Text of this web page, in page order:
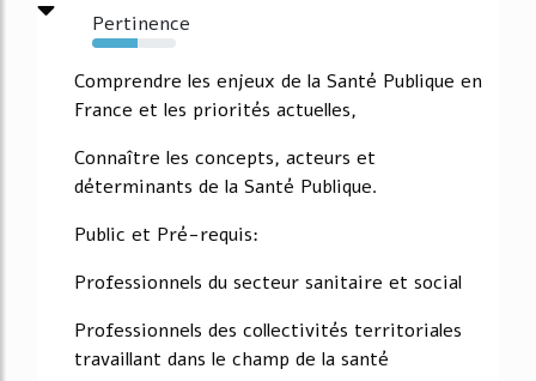
Pertinence
54%
Comprendre les enjeux de la Santé Publique en
France et les priorités actuelles,
Connaître les concepts, acteurs et
déterminants de la Santé Publique.
Public et Pré-requis:
Professionnels du secteur sanitaire et social
Professionnels des collectivités territoriales
travaillant dans le champ de la santé